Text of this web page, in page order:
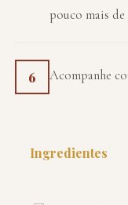
pouco mais
6 Acompanhe
Ingredientes